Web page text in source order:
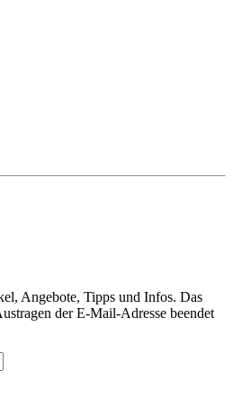
Angebote, Tipps und Infos. Das
der E-Mail-Adresse beendet